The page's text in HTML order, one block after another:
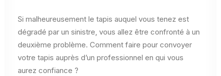
Si malheureusement le tapis auquel vous tenez est
dégradé par un sinistre, vous allez être confronté à un
deuxième problème. Comment faire pour convoyer
votre tapis auprès d’un professionnel en qui vous
aurez confiance ?